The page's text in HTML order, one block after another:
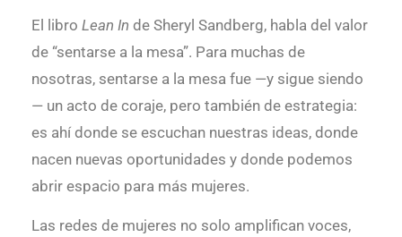
El libro Lean In de Sheryl Sandberg, habla del valor
de “sentarse a la mesa”. Para muchas de
nosotras, sentarse a la mesa fue —y sigue siendo
— un acto de coraje, pero también de estrategia:
es ahí donde se escuchan nuestras ideas, donde
nacen nuevas oportunidades y donde podemos
abrir espacio para más mujeres.
Las redes de mujeres no solo amplifican voces,